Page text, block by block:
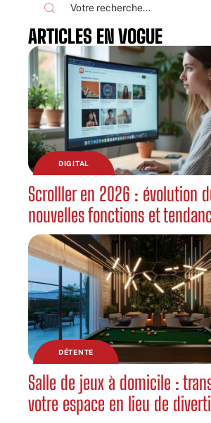
ARTICLES EN VOGUE
DIGITAL
Scrolller en 2026 : évolution
nouvelles fonctions et
DÉTENTE
Salle de jeux à domicile :
votre espace en lieu de